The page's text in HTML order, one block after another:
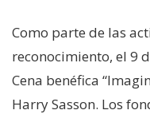
Como parte de las
reconocimiento, el 9
Cena benéfica
Harry Sasson. Los